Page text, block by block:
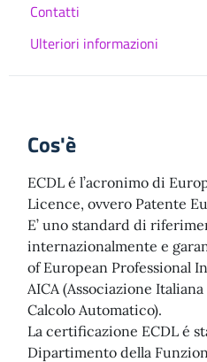
Contatti
Ulteriori informazioni
Cos'è
ECDL é l’acronimo di
Licence, ovvero Patente
E’ uno standard di
internazionalmente e
of European Professional
AICA (Associazione
Calcolo Automatico).
La certificazione ECDL é
Dipartimento della